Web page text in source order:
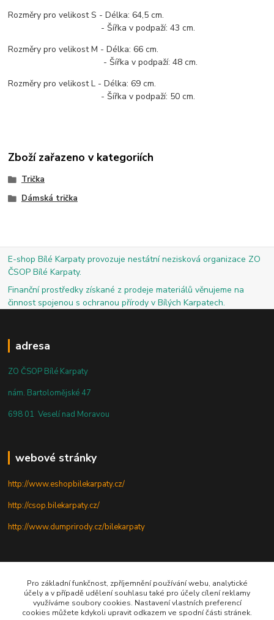
Rozměry pro velikost S - Délka: 64,5 cm.
- Šířka v podpaží: 43 cm.
Rozměry pro velikost M - Délka: 66 cm.
- Šířka v podpaží: 48 cm.
Rozměry pro velikost L - Délka: 69 cm.
- Šířka v podpaží: 50 cm.
Zboží zařazeno v kategoriích
Trička
Dámská trička
E-shop Bílé Karpaty provozuje nestátní nezisková organizace ZO
ČSOP Bílé Karpaty.
Finanční prostředky získané z prodeje materiálů věnujeme na
činnost spojenou s ochranou přírody v Bílých Karpatech.
adresa
ZO ČSOP Bílé Karpaty
nám. Bartolomějské 47
698 01 Veselí nad Moravou
webové stránky
http://www.eshopbilekarpaty.cz/
http://csop.bilekarpaty.cz/
http://www.dumprirody.cz/bilekarpaty
+420 725 437 882
Pro základní funkčnost, zpříjemnění používání webu, analytické
účely a v případě udělení souhlasu také pro účely cílení reklamy
využíváme soubory cookies. Nastavení vlastních preferencí
cookies můžete kdykoli upravit odkazem ve spodní části stránek.